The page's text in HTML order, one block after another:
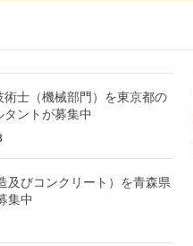
士（機械部門）を東京都の
ントが募集中
及びコンクリート）を青森県
集中